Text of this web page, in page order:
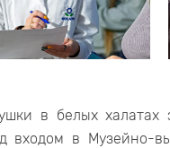
в белых
входом в Музейно-